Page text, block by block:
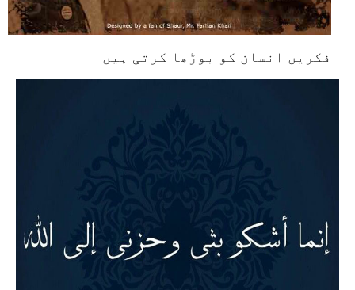
فکریں انسان کو بوڑھا کرتی ہیں